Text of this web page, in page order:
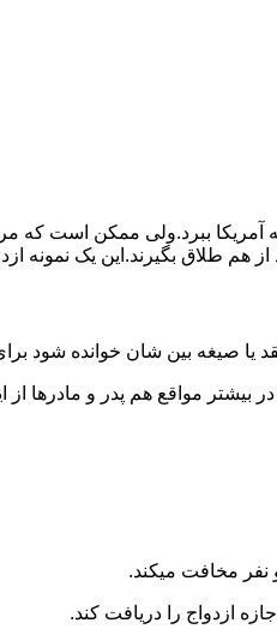
به آمریکا ببرد.ولی ممکن است
از هم طلاق بگیرند.این یک
یا صیغه بین شان خوانده شود
بیشتر مواقع هم پدر و مادرها
نفر مخافت میکند.
ازدواج را دریافت کند.